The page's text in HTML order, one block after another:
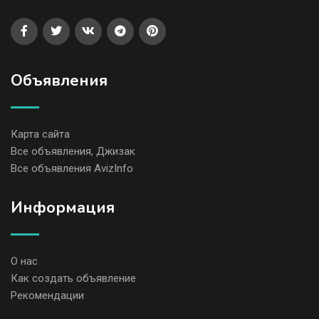
Объявления
Карта сайта
Все объявления, Джизак
Все объявления AvizInfo
Информация
О нас
Как создать объявление
Рекомендации